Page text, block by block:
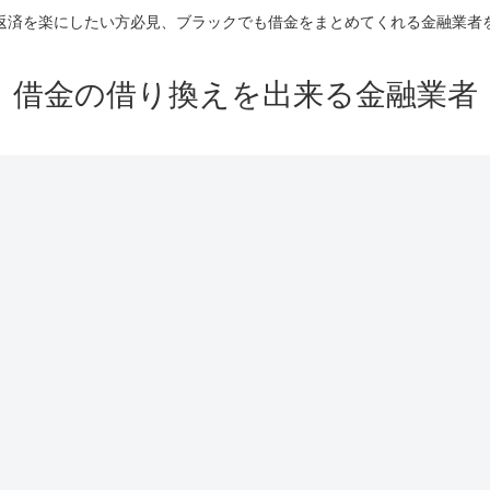
済を楽にしたい方必見、ブラックでも借金をまとめてくれる金融業者
借金の借り換えを出来る金融業者